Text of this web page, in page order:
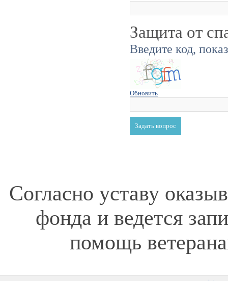
Защита от
Введите код,
Обновить
Согласно уставу
фонда и ведется
помощь